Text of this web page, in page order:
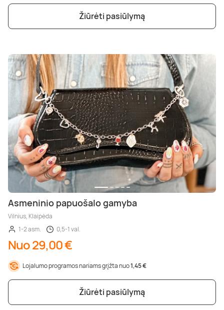
Žiūrėti pasiūlymą
Asmeninio papuošalo gamyba
Vilnius, Klaipėda
1-2 asm.
0,5-1 val.
Nuo 29,00 €
Lojalumo programos nariams grįžta nuo1,45 €
Žiūrėti pasiūlymą